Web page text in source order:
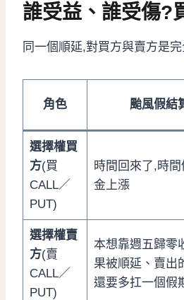
誰受益、誰受傷?
同一個順延,對買方與賣方是
角色 颱風假結
選擇權買
方(買
CALL／
PUT)
時間回來了,時間
金上漲
選擇權賣
方(賣
CALL／
PUT)
本想靠週五歸零
果被順延、賣出
還要多扛一個假